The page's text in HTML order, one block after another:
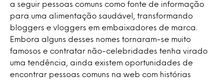
a seguir pessoas comuns como fonte de informação
para uma alimentação saudável, transformando
bloggers e vloggers em embaixadores de marca.
Embora alguns desses nomes tornaram-se muito
famosos e contratar não-celebridades tenha virado
uma tendência, ainda existem oportunidades de
encontrar pessoas comuns na web com histórias